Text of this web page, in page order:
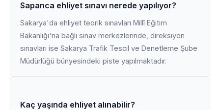
Sapanca ehliyet sınavı nerede yapılıyor?
Sakarya'da ehliyet teorik sınavları Millî Eğitim
Bakanlığı'na bağlı sınav merkezlerinde, direksiyon
sınavları ise Sakarya Trafik Tescil ve Denetleme Şube
Müdürlüğü bünyesindeki piste yapılmaktadır.
Kaç yaşında ehliyet alınabilir?